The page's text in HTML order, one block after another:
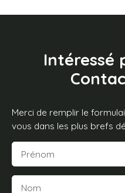
Intéressé
Merci de remplir le
vous dans les plus brefs
Prénom
Nom